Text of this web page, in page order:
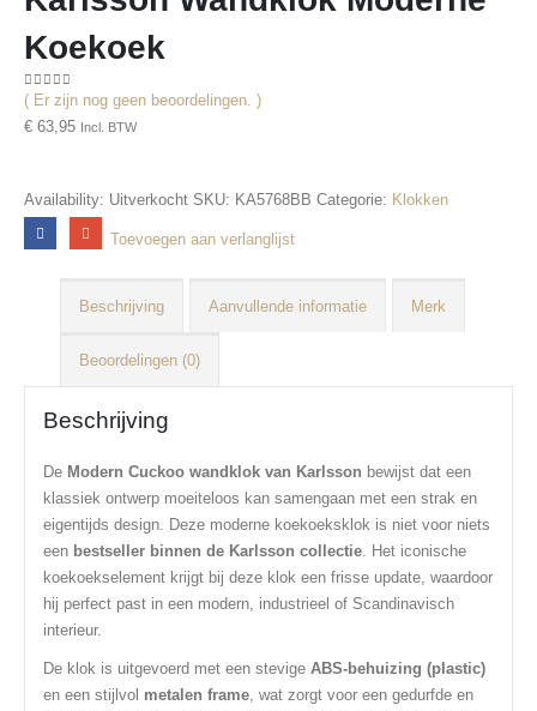
Koekoek
0 out of 5
( Er zijn nog geen beoordelingen. )
€ 63,95 Incl. BTW
Availability: Uitverkocht SKU: KA5768BB Categorie: Klokken
Toevoegen aan verlanglijst
Beschrijving Aanvullende informatie Merk
Beoordelingen (0)
Beschrijving
De Modern Cuckoo wandklok van Karlsson bewijst dat een
klassiek ontwerp moeiteloos kan samengaan met een strak en
eigentijds design. Deze moderne koekoeksklok is niet voor niets
een bestseller binnen de Karlsson collectie. Het iconische
koekoekselement krijgt bij deze klok een frisse update, waardoor
hij perfect past in een modern, industrieel of Scandinavisch
interieur.
De klok is uitgevoerd met een stevige ABS-behuizing (plastic)
en een stijlvol metalen frame, wat zorgt voor een gedurfde en